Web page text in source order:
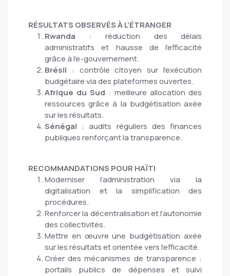
RÉSULTATS OBSERVÉS À L’ÉTRANGER
Rwanda : réduction des délais
administratifs et hausse de l’efficacité
grâce à l’e-gouvernement.
Brésil : contrôle citoyen sur l’exécution
budgétaire via des plateformes ouvertes.
Afrique du Sud : meilleure allocation des
ressources grâce à la budgétisation axée
sur les résultats.
Sénégal : audits réguliers des finances
publiques renforçant la transparence.
RECOMMANDATIONS POUR HAÏTI
Moderniser l’administration via la
digitalisation et la simplification des
procédures.
Renforcer la décentralisation et l’autonomie
des collectivités.
Mettre en œuvre une budgétisation axée
sur les résultats et orientée vers l’efficacité.
Créer des mécanismes de transparence :
portails publics de dépenses et suivi